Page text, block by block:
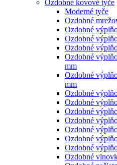
Ozdobné kovové tyče
Moderné tyče
Ozdobné
Ozdobné
Ozdobné
Ozdobné
Ozdobné
mm
Ozdobné
mm
Ozdobné
Ozdobné
Ozdobné
Ozdobné
Ozdobné
Ozdobné
Ozdobné
Ozdobné